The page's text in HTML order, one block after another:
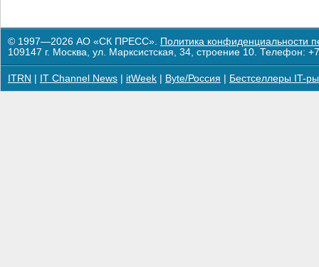
© 1997—2026 АО «СК ПРЕСС». Политика конфиденциальности
109147 г. Москва, ул. Марксистская, 34, строение 10. Телефон:
ITRN IT Channel News itWeek Byte/Россия Бестселлеры IT-